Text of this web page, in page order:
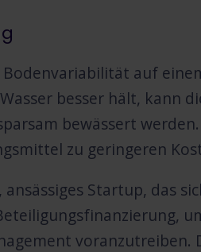
auf
besser hält, kann
bewässert
zu geringeren
Startup, das
voranzutreiben.